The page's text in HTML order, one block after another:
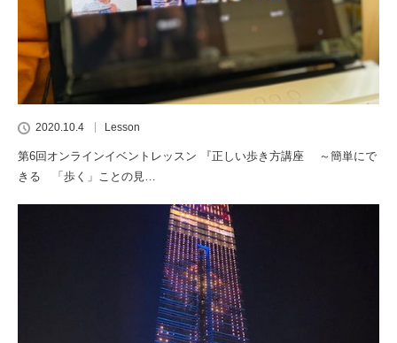
2020.10.4 Lesson
第6回オンラインイベントレッスン 『正しい歩き方講座 ～簡単にで
きる 「歩く」ことの見…